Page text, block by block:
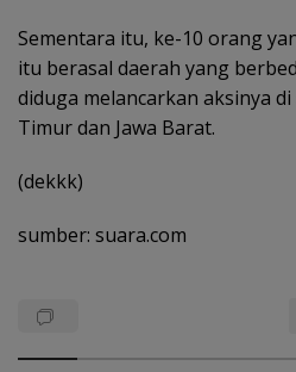
Sementara itu, ke-10 orang
itu berasal daerah yang
diduga melancarkan aksinya
Timur dan Jawa Barat.
(dekkk)
sumber: suara.com